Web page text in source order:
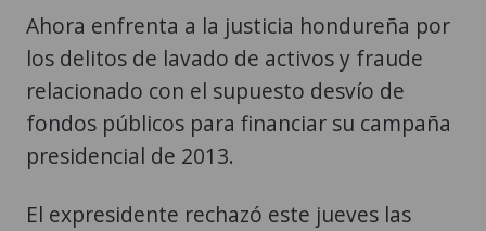
Ahora enfrenta a la justicia hondureña por
los delitos de lavado de activos y fraude
relacionado con el supuesto desvío de
fondos públicos para financiar su campaña
presidencial de 2013.
El expresidente rechazó este jueves las